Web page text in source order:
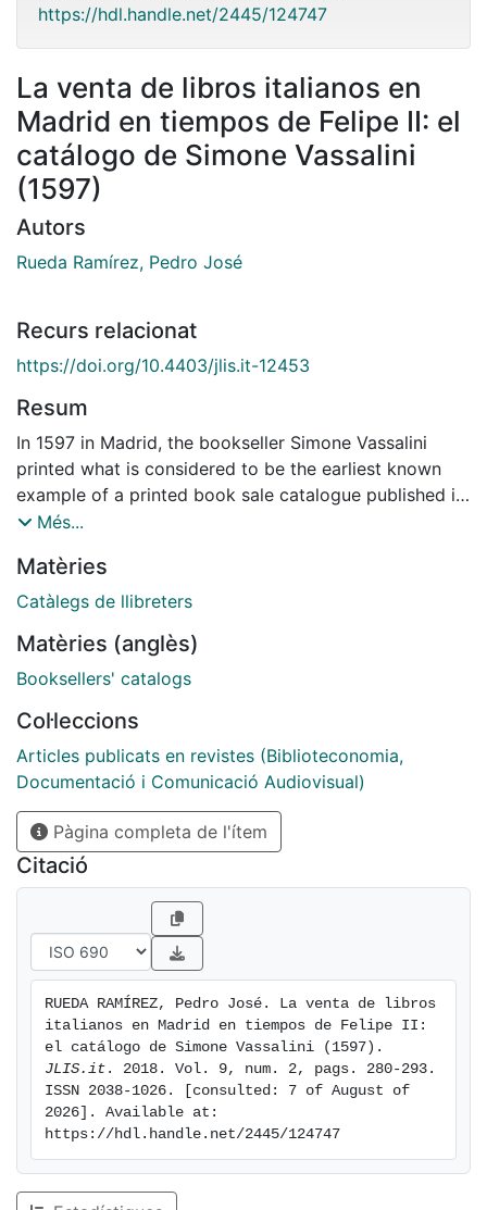
https://hdl.handle.net/2445/124747
La venta de libros italianos en
Madrid en tiempos de Felipe II: el
catálogo de Simone Vassalini
(1597)
Autors
Rueda Ramírez, Pedro José
Recurs relacionat
https://doi.org/10.4403/jlis.it-12453
Resum
In 1597 in Madrid, the bookseller Simone Vassalini
printed what is considered to be the earliest known
example of a printed book sale catalogue published in
Spain, the Index librorum. The only remaining copy,
Sardinian jurist Monserrat Rosselló, lists the titles of
875 printed books. Of these, 77.83% are works in Latin
works in Arabic, Greek and Hebrew. Of all the books,
90.5% were printed in Italy and 69.3% were printed in
religion, medicine, history, humanities and sciences,
although the list also features Italian literary texts and
poetry anthologies, which would have been
particularly popular in sixteenth-century Spain.
Més...
Matèries
Catàlegs de llibreters
Matèries (anglès)
Booksellers' catalogs
Col·leccions
Articles publicats en revistes (Biblioteconomia,
Documentació i Comunicació Audiovisual)
Pàgina completa de l'ítem
Citació
RUEDA RAMÍREZ, Pedro José. La venta de libros
italianos en Madrid en tiempos de Felipe II:
JLIS.it . 2018. Vol. 9, num. 2, pags. 280-293.
ISSN 2038-1026. [consulted: 7 of August of
2026]. Available at:
https://hdl.handle.net/2445/124747